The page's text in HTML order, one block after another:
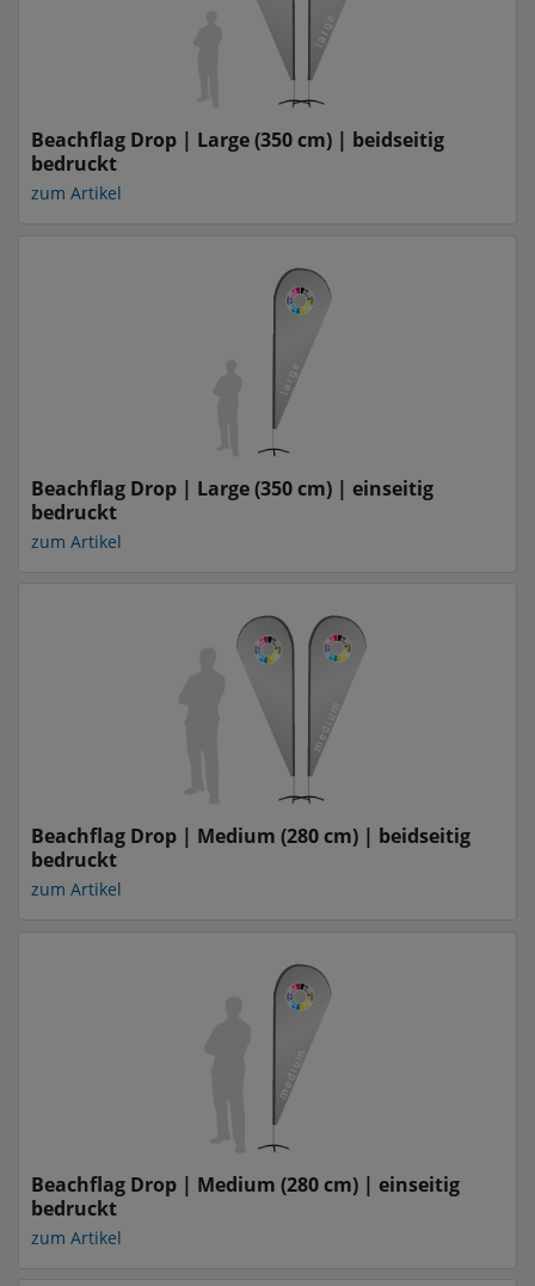
Beachflag Drop | Large (350 cm) | beidseitig
bedruckt
zum Artikel
Beachflag Drop | Large (350 cm) | einseitig
bedruckt
zum Artikel
Beachflag Drop | Medium (280 cm) | beidseitig
bedruckt
zum Artikel
Beachflag Drop | Medium (280 cm) | einseitig
bedruckt
zum Artikel